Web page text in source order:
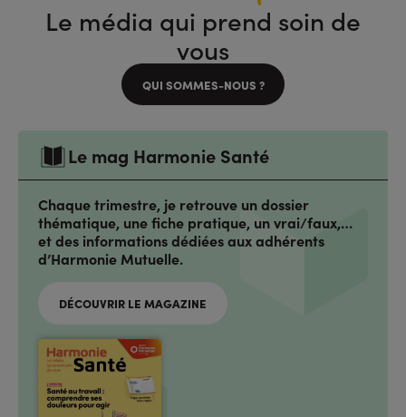
Le média qui prend soin de
vous
QUI SOMMES-NOUS ?
Le mag Harmonie Santé
Chaque trimestre, je retrouve un dossier
thématique, une fiche pratique, un vrai/faux,…
et des informations dédiées aux adhérents
d’Harmonie Mutuelle.
DÉCOUVRIR LE MAGAZINE